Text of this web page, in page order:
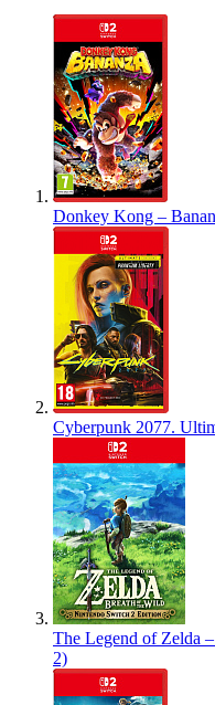
Donkey Kong –
Cyberpunk 2077.
The Legend of Zelda
2)